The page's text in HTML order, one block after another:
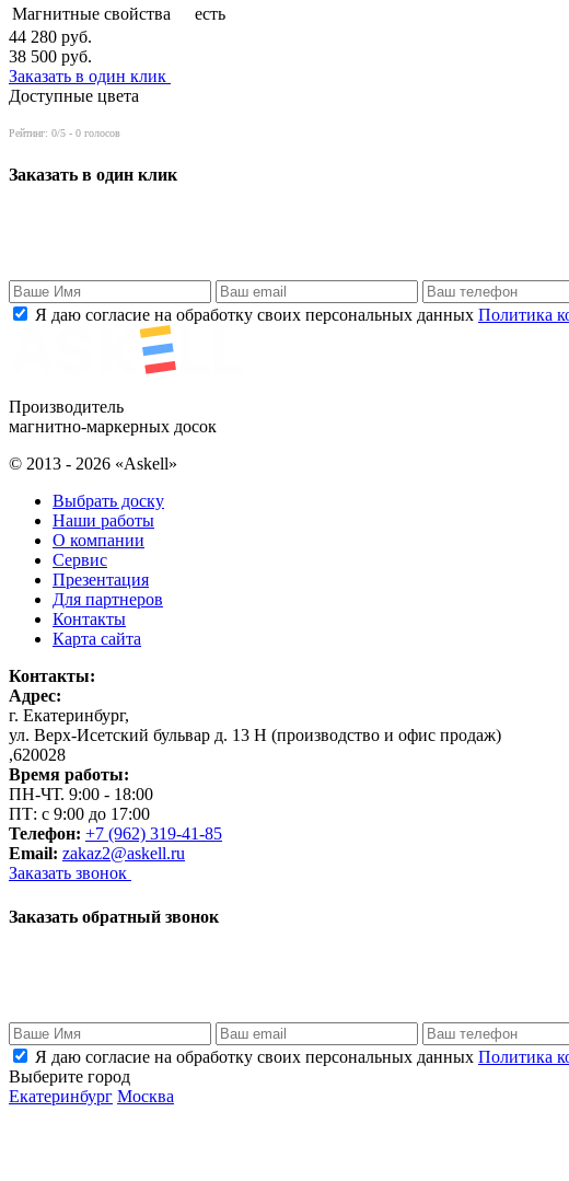
Магнитные свойства
есть
44 280 руб.
38 500 руб.
Заказать в один клик
Доступные цвета
Рейтинг: 0/5 - 0 голосов
Заказать в один клик
Я даю согласие на обработку своих персональных данных Политика
Производитель
магнитно-маркерных досок
© 2013 - 2026 «Askell»
Выбрать доску
Наши работы
О компании
Сервис
Презентация
Для партнеров
Контакты
Карта сайта
Контакты:
Адрес:
г. Екатеринбург,
ул. Верх-Исетский бульвар д. 13 Н (производство и офис продаж)
,620028
Время работы:
ПН-ЧТ. 9:00 - 18:00
ПТ: с 9:00 до 17:00
Телефон: +7 (962) 319-41-85
Email: zakaz2@askell.ru
Заказать звонок
Заказать обратный звонок
Я даю согласие на обработку своих персональных данных Политика
Выберите город
Екатеринбург Москва